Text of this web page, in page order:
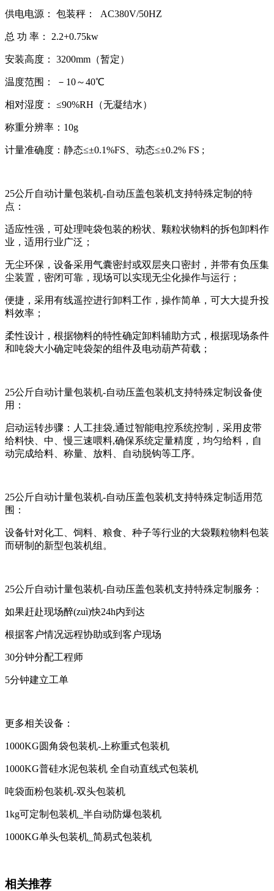
供电电源： 包装秤： AC380V/50HZ
总 功 率： 2.2+0.75kw
安装高度： 3200mm（暂定）
温度范围： －10～40℃
相对湿度： ≤90%RH（无凝结水）
称重分辨率：10g
计量准确度：静态≤±0.1%FS、动态≤±0.2% FS ;
25公斤自动计量包装机-自动压盖包装机支持特殊定制的特
点：
适应性强，可处理吨袋包装的粉状、颗粒状物料的拆包卸料作
业，适用行业广泛；
无尘环保，设备采用气囊密封或双层夹口密封，并带有负压集
尘装置，密闭可靠，现场可以实现无尘化操作与运行；
便捷，采用有线遥控进行卸料工作，操作简单，可大大提升投
料效率；
柔性设计，根据物料的特性确定卸料辅助方式，根据现场条件
和吨袋大小确定吨袋架的组件及电动葫芦荷载；
25公斤自动计量包装机-自动压盖包装机支持特殊定制设备使
用：
启动运转步骤：人工挂袋,通过智能电控系统控制，采用皮带
给料快、中、慢三速喂料,确保系统定量精度，均匀给料，自
动完成给料、称量、放料、自动脱钩等工序。
25公斤自动计量包装机-自动压盖包装机支持特殊定制适用范
围：
设备针对化工、饲料、粮食、种子等行业的大袋颗粒物料包装
而研制的新型包装机组。
25公斤自动计量包装机-自动压盖包装机支持特殊定制服务：
如果赶赴现场醉(zuì)快24h内到达
根据客户情况远程协助或到客户现场
30分钟分配工程师
5分钟建立工单
更多相关设备：
1000KG圆角袋包装机-上称重式包装机
1000KG普硅水泥包装机 全自动直线式包装机
吨袋面粉包装机-双头包装机
1kg可定制包装机_半自动防爆包装机
1000KG单头包装机_简易式包装机
相关推荐